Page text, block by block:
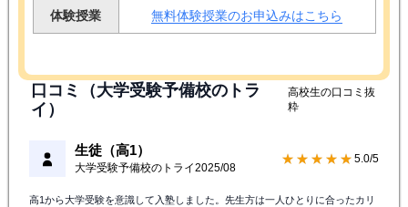
体験授業 無料体験授業のお申込みはこちら
口コミ（大学受験予備校のトラ
イ）
高校生の口コミ抜
粋
生徒（高1）
大学受験予備校のトライ2025/08
★★★★★ 5.0/5
高1から大学受験を意識して入塾しました。先生方は一人ひとりに合ったカリ